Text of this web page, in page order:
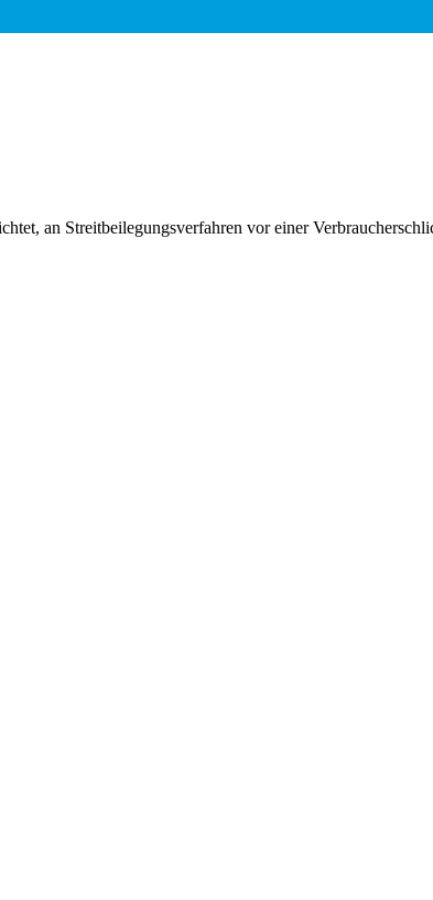
an Streitbeilegungsverfahren vor einer